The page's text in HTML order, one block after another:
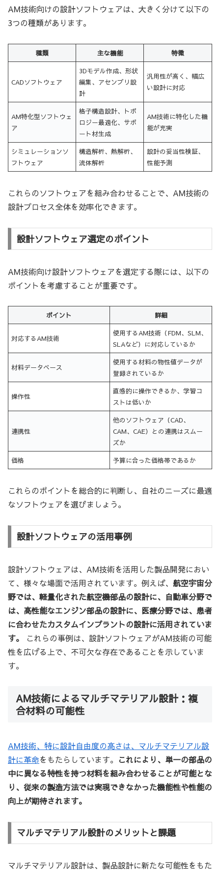
AM技術向けの設計ソフトウェアは、大きく分けて以下の
3つの種類があります。
種類 主な機能 特徴
CADソフトウェア
3Dモデル作成、形状
編集、アセンブリ設
計
汎用性が高く、幅広
い設計に対応
AM特化型ソフトウェ
ア
格子構造設計、トポ
ロジー最適化、サポ
ート材生成
AM技術に特化した機
能が充実
シミュレーションソ
フトウェア
構造解析、熱解析、
流体解析
設計の妥当性検証、
性能予測
これらのソフトウェアを組み合わせることで、AM技術の
設計プロセス全体を効率化できます。
設計ソフトウェア選定のポイント
AM技術向け設計ソフトウェアを選定する際には、以下の
ポイントを考慮することが重要です。
ポイント 詳細
対応するAM技術
使用するAM技術（FDM、SLM、
SLAなど）に対応しているか
材料データベース
使用する材料の物性値データが
登録されているか
操作性
直感的に操作できるか、学習コ
ストは低いか
連携性
他のソフトウェア（CAD、
CAM、CAE）との連携はスムー
ズか
価格 予算に合った価格帯であるか
これらのポイントを総合的に判断し、自社のニーズに最適
なソフトウェアを選びましょう。
設計ソフトウェアの活用事例
設計ソフトウェアは、AM技術を活用した製品開発におい
て、様々な場面で活用されています。例えば、 航空宇宙分
野では、軽量化された航空機部品の設計に、自動車分野で
は、高性能なエンジン部品の設計に、医療分野では、患者
に合わせたカスタムインプラントの設計に活用されていま
す。
これらの事例は、設計ソフトウェアがAM技術の可能
性を広げる上で、不可欠な存在であることを示していま
す。
AM技術によるマルチマテリアル設計：複
合材料の可能性
AM技術、特に設計自由度の高さは、マルチマテリアル設
計に革命をもたらしています。 これにより、単一の部品の
中に異なる特性を持つ材料を組み合わせることが可能とな
り、従来の製造方法では実現できなかった機能性や性能の
向上が期待されます。
マルチマテリアル設計のメリットと課題
マルチマテリアル設計は、製品設計に新たな可能性をもた